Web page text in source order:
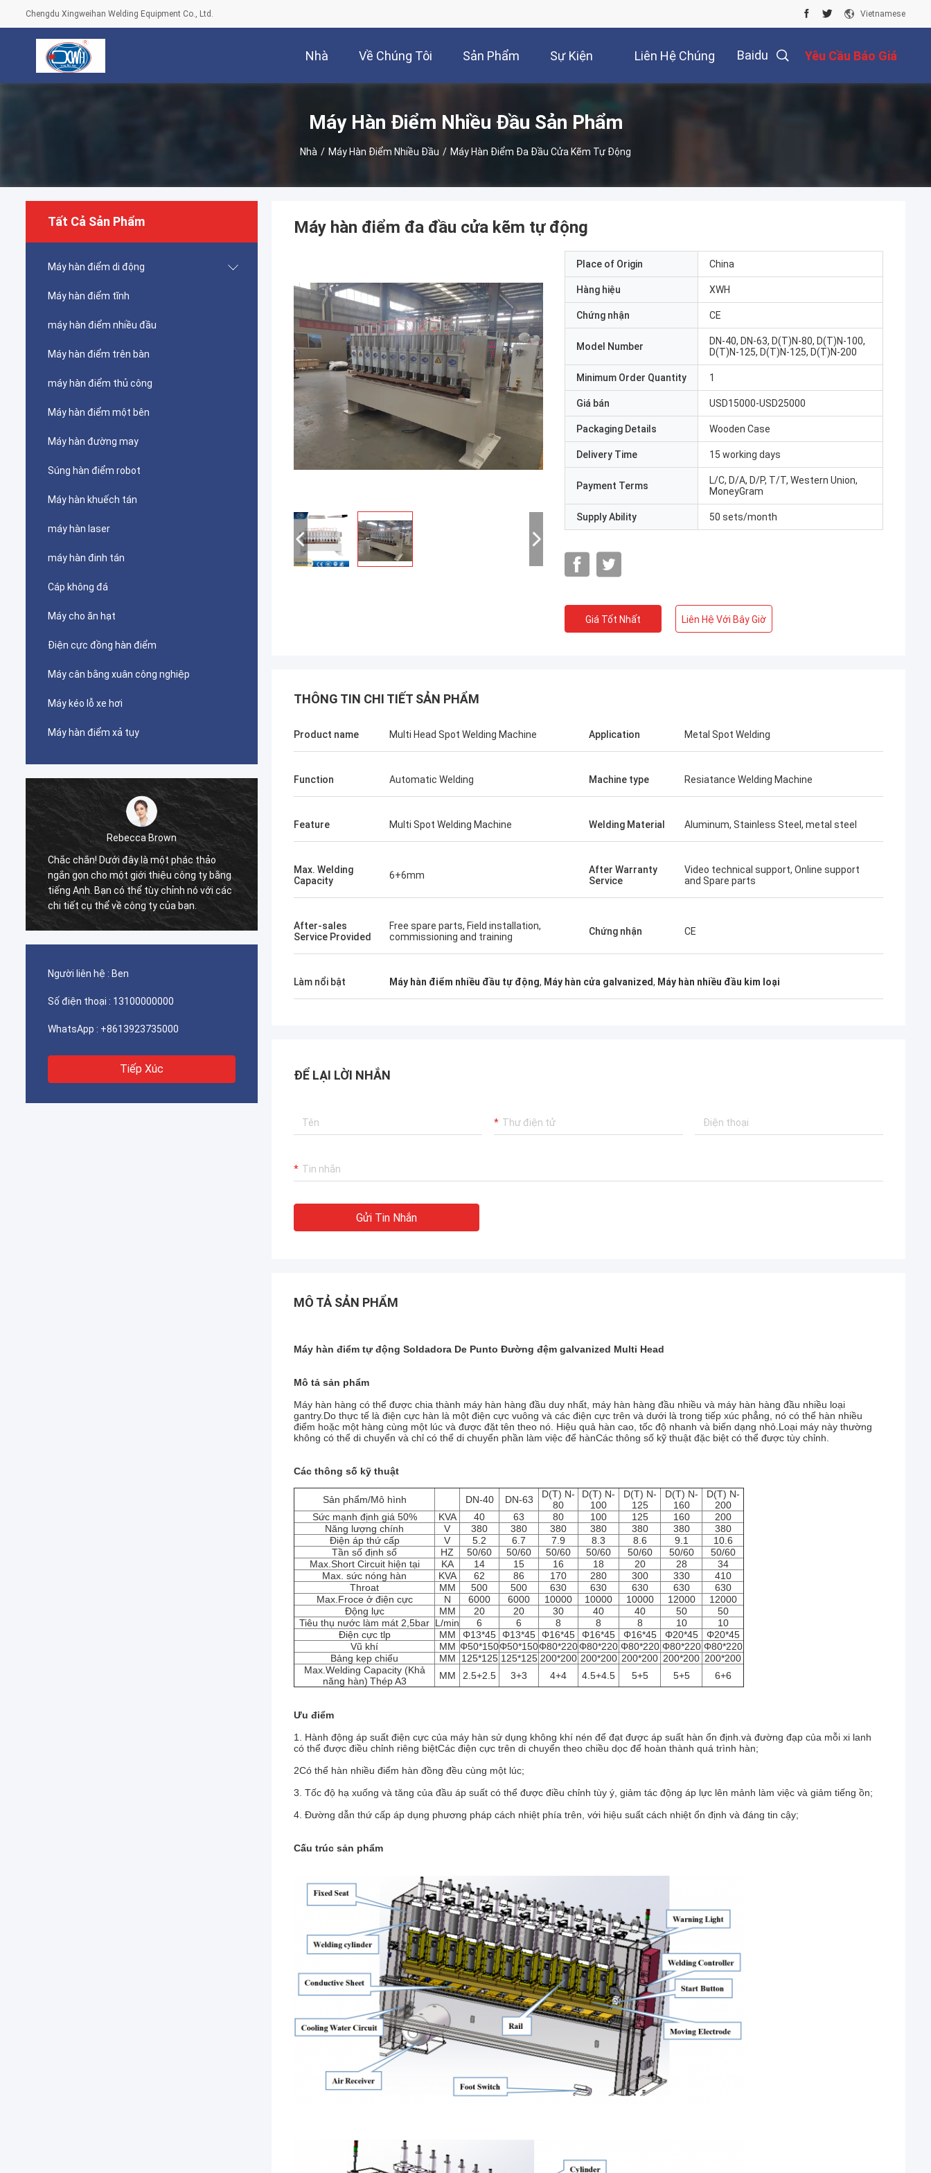
Chengdu Xingweihan Welding Equipment Co., Ltd. Vietnamese
Nhà Về Chúng Tôi Sản Phẩm Sự Kiện Liên Hệ Chúng Baidu Yêu Cầu Báo Giá
Máy Hàn Điểm Nhiều Đầu Sản Phẩm
Nhà / Máy Hàn Điểm Nhiều Đầu / Máy Hàn Điểm Đa Đầu Cửa Kẽm Tự Động
Tất Cả Sản Phẩm
Máy hàn điểm di động
Máy hàn điểm tĩnh
máy hàn điểm nhiều đầu
Máy hàn điểm trên bàn
máy hàn điểm thủ công
Máy hàn điểm một bên
Máy hàn đường may
Súng hàn điểm robot
Máy hàn khuếch tán
máy hàn laser
máy hàn đinh tán
Cáp không đá
Máy cho ăn hạt
Điện cực đồng hàn điểm
Máy cân bằng xuân công nghiệp
Máy kéo lỗ xe hơi
Máy hàn điểm xả tụy
phác thảo
công ty bằng
nó với các
tom
Sản phẩm này được một người bạn giới
thiệu. Sau khi mua, tôi thấy rằng chất
lượng rất tốt, bề mặt mịn màng, không có
giọt sơn, và nó mạnh mẽ và bền. Nó đáng
để mua.
chi tiết hơn về công ty của bạn. Nếu bạn
Người liên hệ : Ben
Số điện thoại : 13100000000
WhatsApp : +8613923735000
Tiếp Xúc
Máy hàn điểm đa đầu cửa kẽm tự động
Place of Origin China
Hàng hiệu XWH
Chứng nhận CE
Model Number
DN-40, DN-63, D(T)N-80, D(T)N-100,
D(T)N-125, D(T)N-125, D(T)N-200
Minimum Order Quantity 1
Giá bán USD15000-USD25000
Packaging Details Wooden Case
Delivery Time 15 working days
Payment Terms
L/C, D/A, D/P, T/T, Western Union,
MoneyGram
Supply Ability 50 sets/month
Giá Tốt Nhất Liên Hệ Với Bây Giờ
THÔNG TIN CHI TIẾT SẢN PHẨM
Product name Multi Head Spot Welding Machine Application Metal Spot Welding
Function Automatic Welding Machine type Resiatance Welding Machine
Feature Multi Spot Welding Machine Welding Material Aluminum, Stainless Steel, metal steel
Max. Welding
Capacity
6+6mm
After Warranty
Service
Video technical support, Online support
and Spare parts
After-sales
Service Provided
Free spare parts, Field installation,
commissioning and training
Chứng nhận CE
Làm nổi bật Máy hàn điểm nhiều đầu tự động, Máy hàn cửa galvanized, Máy hàn nhiều đầu kim loại
ĐỂ LẠI LỜI NHẮN
Gửi Tin Nhắn
MÔ TẢ SẢN PHẨM
Máy hàn điểm tự động Soldadora De Punto Đường đệm galvanized Multi Head
Mô tả sản phẩm
Máy hàn hàng có thể được chia thành máy hàn hàng đầu duy nhất, máy hàn hàng đầu nhiều và máy hàn hàng đầu nhiều loại
gantry.Do thực tế là điện cực hàn là một điện cực vuông và các điện cực trên và dưới là trong tiếp xúc phẳng, nó có thể hàn nhiều
điểm hoặc một hàng cùng một lúc và được đặt tên theo nó. Hiệu quả hàn cao, tốc độ nhanh và biến dạng nhỏ.Loại máy này thường
không có thể di chuyển và chỉ có thể di chuyển phần làm việc để hànCác thông số kỹ thuật đặc biệt có thể được tùy chỉnh.
Các thông số kỹ thuật
Sản phẩm/Mô hình DN-40 DN-63
D(T) N-
80
D(T) N-
100
D(T) N-
125
D(T) N-
160
D(T) N-
200
Sức mạnh định giá 50%
KVA 40 63 80 100 125 160
200
Năng lượng chính
V 380 380 380 380 380 380
380
Điện áp thứ cấp
V 5.2 6.7 7.9 8.3 8.6 9.1
10.6
Tần số định số
HZ 50/60 50/60 50/60 50/60 50/60 50/60
50/60
Max.Short Circuit hiện tại
KA 14 15 16 18 20 28
34
Max. sức nóng hàn
KVA 62 86 170 280 300 330
410
Throat
MM 500 500 630 630 630 630
630
Max.Froce ở điện cực
N 6000 6000 10000 10000 10000 12000
12000
Động lực
MM 20 20 30 40 40 50
50
Tiêu thụ nước làm mát 2,5bar L/min 6 6 8 8 8 10
10
Điện cực tlp
MM Φ13*45 Φ13*45 Φ16*45 Φ16*45 Φ16*45 Φ20*45
Φ20*45
Vũ khí
MM Φ50*150Φ50*150Φ80*220Φ80*220 Φ80*220 Φ80*220 Φ80*220
Bảng kẹp chiếu
MM 125*125 125*125 200*200 200*200 200*200 200*200 200*200
Max.Welding Capacity (Khả
năng hàn) Thép A3 MM 2.5+2.5 3+3 4+4 4.5+4.5 5+5 5+5 6+6
Ưu điểm
1. Hành động áp suất điện cực của máy hàn sử dụng không khí nén để đạt được áp suất hàn ổn định.và đường đạp của mỗi xi lanh
có thể được điều chỉnh riêng biệtCác điện cực trên di chuyển theo chiều dọc để hoàn thành quá trình hàn;
2Có thể hàn nhiều điểm hàn đồng đều cùng một lúc;
3. Tốc độ hạ xuống và tăng của đầu áp suất có thể được điều chỉnh tùy ý, giảm tác động áp lực lên mảnh làm việc và giảm tiếng ồn;
4. Đường dẫn thứ cấp áp dụng phương pháp cách nhiệt phía trên, với hiệu suất cách nhiệt ổn định và đáng tin cậy;
Cấu trúc sản phẩm